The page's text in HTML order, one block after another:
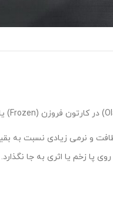
و نرمی زیادی نسبت به
زخم یا اثری به جا نگذارد.